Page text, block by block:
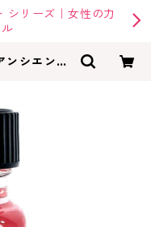
シリーズ｜女性の力